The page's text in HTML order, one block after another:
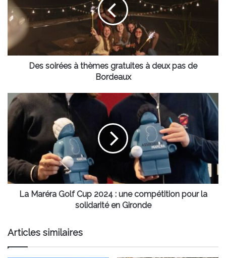
gratuites
à
pas
de
BordeauxDes soirées à thèmes gratuites à deux pas de
Bordeaux
La
Maréra
Golf
Cup
une
compétition
pour
La Maréra Golf Cup 2024 : une compétition pour la
solidarité en Gironde
Articles similaires